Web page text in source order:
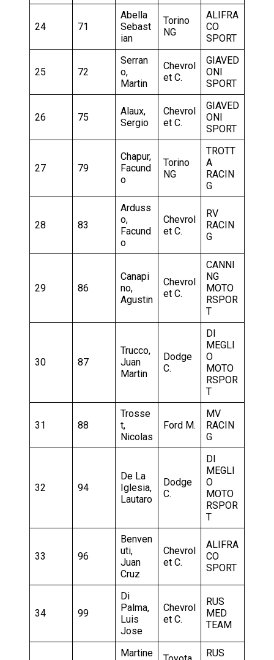
24 71
Abella
Sebast
ian
Torino
NG
ALIFRA
CO
SPORT
25 72
Serran
o,
Martin
Chevrol
et C.
GIAVED
ONI
SPORT
26 75
Alaux,
Sergio
Chevrol
et C.
GIAVED
ONI
SPORT
27 79
Chapur,
Facund
o
Torino
NG
TROTT
A
RACIN
G
28 83
Arduss
o,
Facund
o
Chevrol
et C.
RV
RACIN
G
29 86
Canapi
no,
Agustin
Chevrol
et C.
CANNI
NG
MOTO
RSPOR
T
30 87
Trucco,
Juan
Martin
Dodge
C.
DI
MEGLI
O
MOTO
RSPOR
T
31 88
Trosse
t,
Nicolas
Ford M.
MV
RACIN
G
32 94
De La
Iglesia,
Lautaro
Dodge
C.
DI
MEGLI
O
MOTO
RSPOR
T
33 96
Benven
uti,
Juan
Cruz
Chevrol
et C.
ALIFRA
CO
SPORT
34 99
Di
Palma,
Luis
Jose
Chevrol
et C.
RUS
MED
TEAM
Martine
RUS